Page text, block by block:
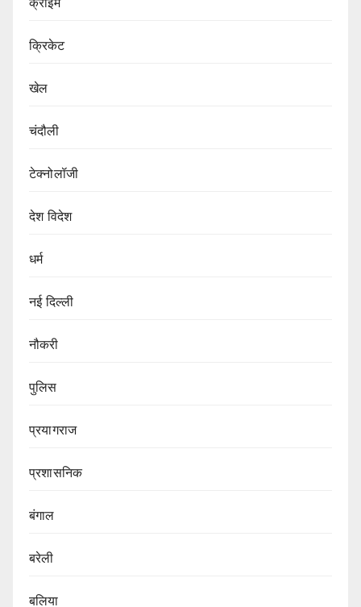
क्राइम
क्रिकेट
खेल
चंदौली
टेक्नोलॉजी
देश विदेश
धर्म
नई दिल्ली
नौकरी
पुलिस
प्रयागराज
प्रशासनिक
बंगाल
बरेली
बलिया